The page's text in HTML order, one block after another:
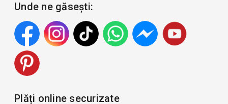
Unde ne găsești:
Plăți online securizate